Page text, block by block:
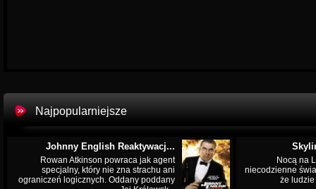
Najpopularniejsze
Johnny English Reaktywacj...
Rowan Atkinson powraca jak agent
specjalny, który nie zna strachu ani
ograniczeń logicznych. Oddany poddany
Nocą na
niecodzienne
że